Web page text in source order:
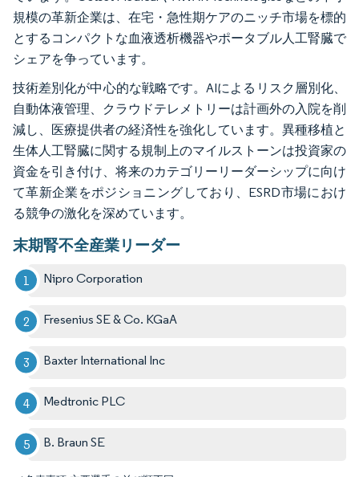
規模の革新企業は、在宅・急性期ケアのニッチ市場を標的
とするコンパクトな血液透析機器やポータブル人工腎臓で
シェアを争っています。
技術差別化が中心的な戦略です。AIによるリスク層別化、
自動体液管理、クラウドテレメトリーは計画外の入院を削
減し、医療提供者の経済性を強化しています。異種移植と
生体人工腎臓に関する規制上のマイルストーンは投資家の
資金を引き付け、将来のカテゴリーリーダーシップに向け
て革新企業をポジショニングしており、ESRD市場におけ
る競争の激化を深めています。
末期腎不全産業リーダー
Nipro Corporation
Fresenius SE & Co. KGaA
Baxter International Inc
Medtronic PLC
B. Braun SE